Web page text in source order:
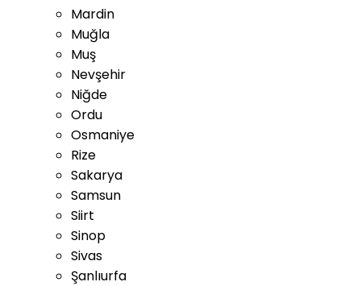
Mardin
Muğla
Muş
Nevşehir
Niğde
Ordu
Osmaniye
Rize
Sakarya
Samsun
Siirt
Sinop
Sivas
Şanlıurfa